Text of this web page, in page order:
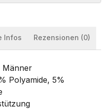
Infos Rezensionen (0)
Männer
Polyamide, 5%